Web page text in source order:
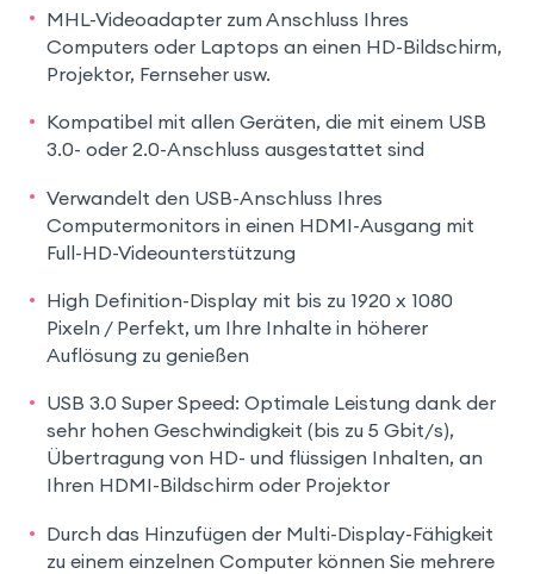
MHL-Videoadapter zum Anschluss Ihres
Computers oder Laptops an einen HD-Bildschirm,
Projektor, Fernseher usw.
Kompatibel mit allen Geräten, die mit einem USB
3.0- oder 2.0-Anschluss ausgestattet sind
Verwandelt den USB-Anschluss Ihres
Computermonitors in einen HDMI-Ausgang mit
Full-HD-Videounterstützung
High Definition-Display mit bis zu 1920 x 1080
Pixeln / Perfekt, um Ihre Inhalte in höherer
Auflösung zu genießen
USB 3.0 Super Speed: Optimale Leistung dank der
sehr hohen Geschwindigkeit (bis zu 5 Gbit/s),
Übertragung von HD- und flüssigen Inhalten, an
Ihren HDMI-Bildschirm oder Projektor
Durch das Hinzufügen der Multi-Display-Fähigkeit
zu einem einzelnen Computer können Sie mehrere